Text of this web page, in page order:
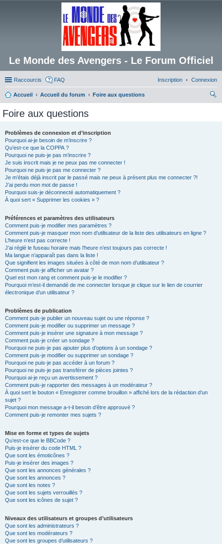
Le Monde des Avengers - Le Forum Officiel
Raccourcis FAQ Connexion
Inscription
Accueil Accueil du forum
Foire aux questions
Foire aux questions
Problèmes de connexion et d’inscription
Pourquoi ai-je besoin de m’inscrire ?
Qu’est-ce que la COPPA ?
Pourquoi ne puis-je pas m’inscrire ?
Je suis inscrit mais je ne peux pas me connecter !
Pourquoi ne puis-je pas me connecter ?
Je m’étais déjà inscrit par le passé mais ne peux à présent plus me connecter ?!
J’ai perdu mon mot de passe !
Pourquoi suis-je déconnecté automatiquement ?
À quoi sert « Supprimer les cookies » ?
Préférences et paramètres des utilisateurs
Comment puis-je modifier mes paramètres ?
Comment puis-je masquer mon nom d’utilisateur de la liste des utilisateurs en ligne ?
L’heure n’est pas correcte !
J’ai réglé le fuseau horaire mais l’heure n’est toujours pas correcte !
Ma langue n’apparaît pas dans la liste !
Que signifient les images situées à côté de mon nom d’utilisateur ?
Comment puis-je afficher un avatar ?
Quel est mon rang et comment puis-je le modifier ?
Pourquoi m’est-il demandé de me connecter lorsque je clique sur le lien de courrier
électronique d’un utilisateur ?
Problèmes de publication
Comment puis-je publier un nouveau sujet ou une réponse ?
Comment puis-je modifier ou supprimer un message ?
Comment puis-je insérer une signature à mon message ?
Comment puis-je créer un sondage ?
Pourquoi ne puis-je pas ajouter plus d’options à un sondage ?
Comment puis-je modifier ou supprimer un sondage ?
Pourquoi ne puis-je pas accéder à un forum ?
Pourquoi ne puis-je pas transférer de pièces jointes ?
Pourquoi ai-je reçu un avertissement ?
Comment puis-je rapporter des messages à un modérateur ?
À quoi sert le bouton « Enregistrer comme brouillon » affiché lors de la rédaction d’un
sujet ?
Pourquoi mon message a-t-il besoin d’être approuvé ?
Comment puis-je remonter mes sujets ?
Mise en forme et types de sujets
Qu’est-ce que le BBCode ?
Puis-je insérer du code HTML ?
Que sont les émoticônes ?
Puis-je insérer des images ?
Que sont les annonces générales ?
Que sont les annonces ?
Que sont les notes ?
Que sont les sujets verrouillés ?
Que sont les icônes de sujet ?
Niveaux des utilisateurs et groupes d’utilisateurs
Que sont les administrateurs ?
Que sont les modérateurs ?
Que sont les groupes d’utilisateurs ?